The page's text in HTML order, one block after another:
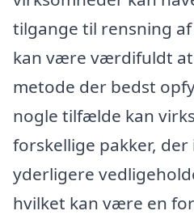
tilgange til rensning
kan være værdifuldt
metode der bedst
nogle tilfælde kan
forskellige pakker,
yderligere
hvilket kan være en